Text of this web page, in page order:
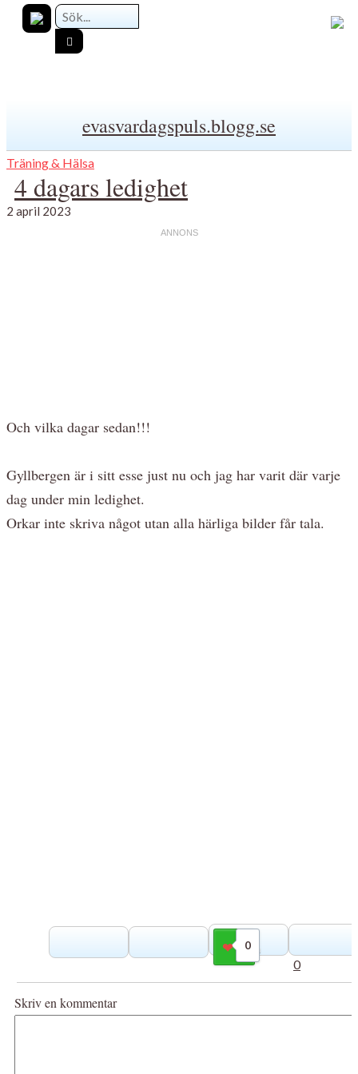
evasvardagspuls.blogg.se
Träning & Hälsa
4 dagars ledighet
2 april 2023
Och vilka dagar sedan!!!
Gyllbergen är i sitt esse just nu och jag har varit där varje
dag under min ledighet.
Orkar inte skriva något utan alla härliga bilder får tala.
0
Gilla
0
Skriv en kommentar